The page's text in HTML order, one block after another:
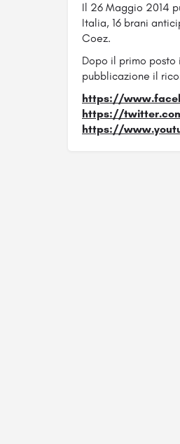
Il 26 Maggio 2014
Italia, 16 brani
Coez.
Dopo il primo posto
pubblicazione il
https://
https://
https://